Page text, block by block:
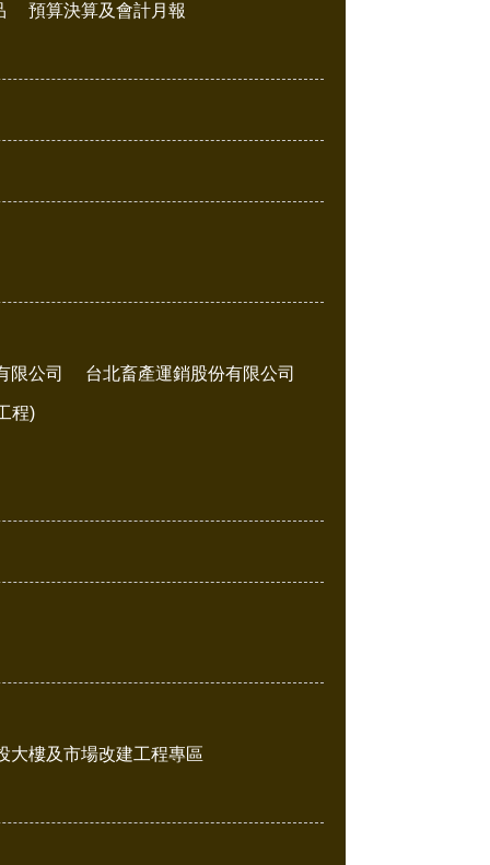
預算決算及會計月報
限公司 台北畜產運銷股份有限公司
程)
大樓及市場改建工程專區